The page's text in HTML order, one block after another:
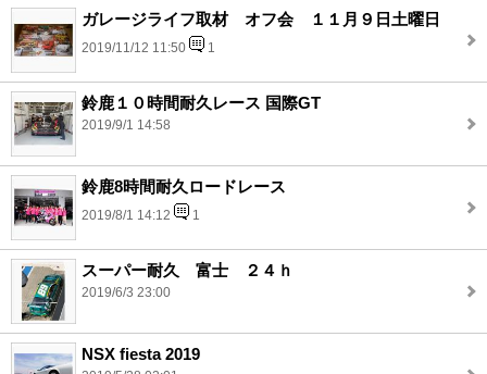
ガレージライフ取材 オフ会 １１月９日土曜日
2019/11/12 11:50 1
鈴鹿１０時間耐久レース 国際GT
2019/9/1 14:58
鈴鹿8時間耐久ロードレース
2019/8/1 14:12 1
スーパー耐久 富士 ２４ｈ
2019/6/3 23:00
NSX fiesta 2019